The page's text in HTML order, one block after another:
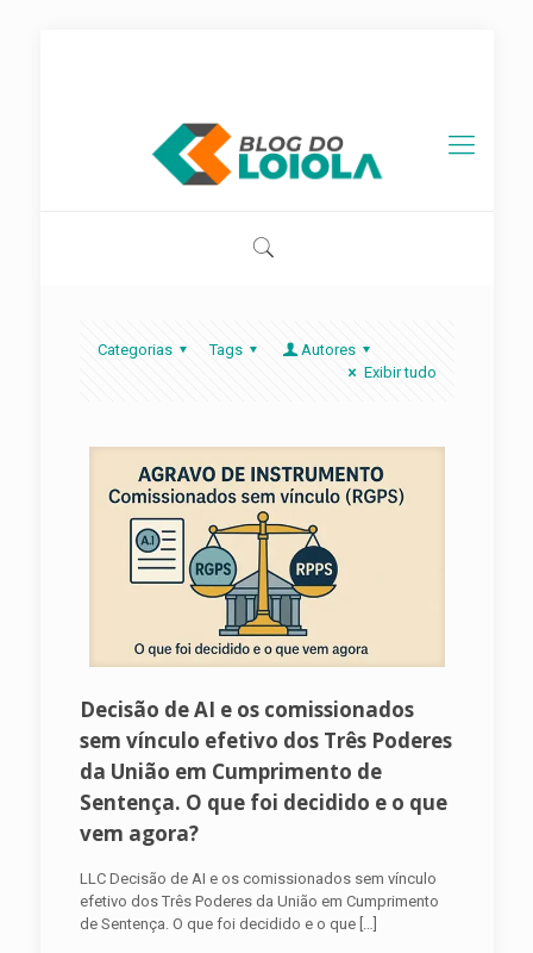
Categorias Tags
Autores
Exibir tudo
Decisão de AI e os comissionados
sem vínculo efetivo dos Três Poderes
da União em Cumprimento de
Sentença. O que foi decidido e o que
vem agora?
LLC Decisão de AI e os comissionados sem vínculo
efetivo dos Três Poderes da União em Cumprimento
de Sentença. O que foi decidido e o que[…]